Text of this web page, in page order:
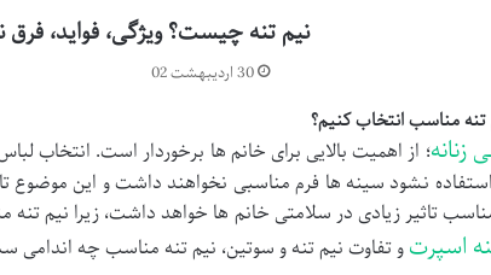
نیم تنه چیست؟ ویژگی، فواید، فرق
30 اردیبهشت 02
مناسب انتخاب کنیم؟
زنانه؛ از اهمیت بالایی برای خانم ها برخوردار است. انتخاب
نشود سینه ها فرم مناسبی نخواهند داشت و این موضوع
تاثیر زیادی در سلامتی خانم ها خواهد داشت، زیرا نیم
اسپرتو تفاوت نیم تنه و سوتین، نیم تنه مناسب چه اندامی